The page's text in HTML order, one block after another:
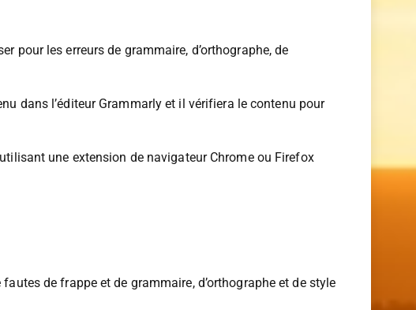
les erreurs de grammaire, d’orthographe, de
dans l’éditeur Grammarly et il vérifiera le contenu pour
une extension de navigateur Chrome ou Firefox